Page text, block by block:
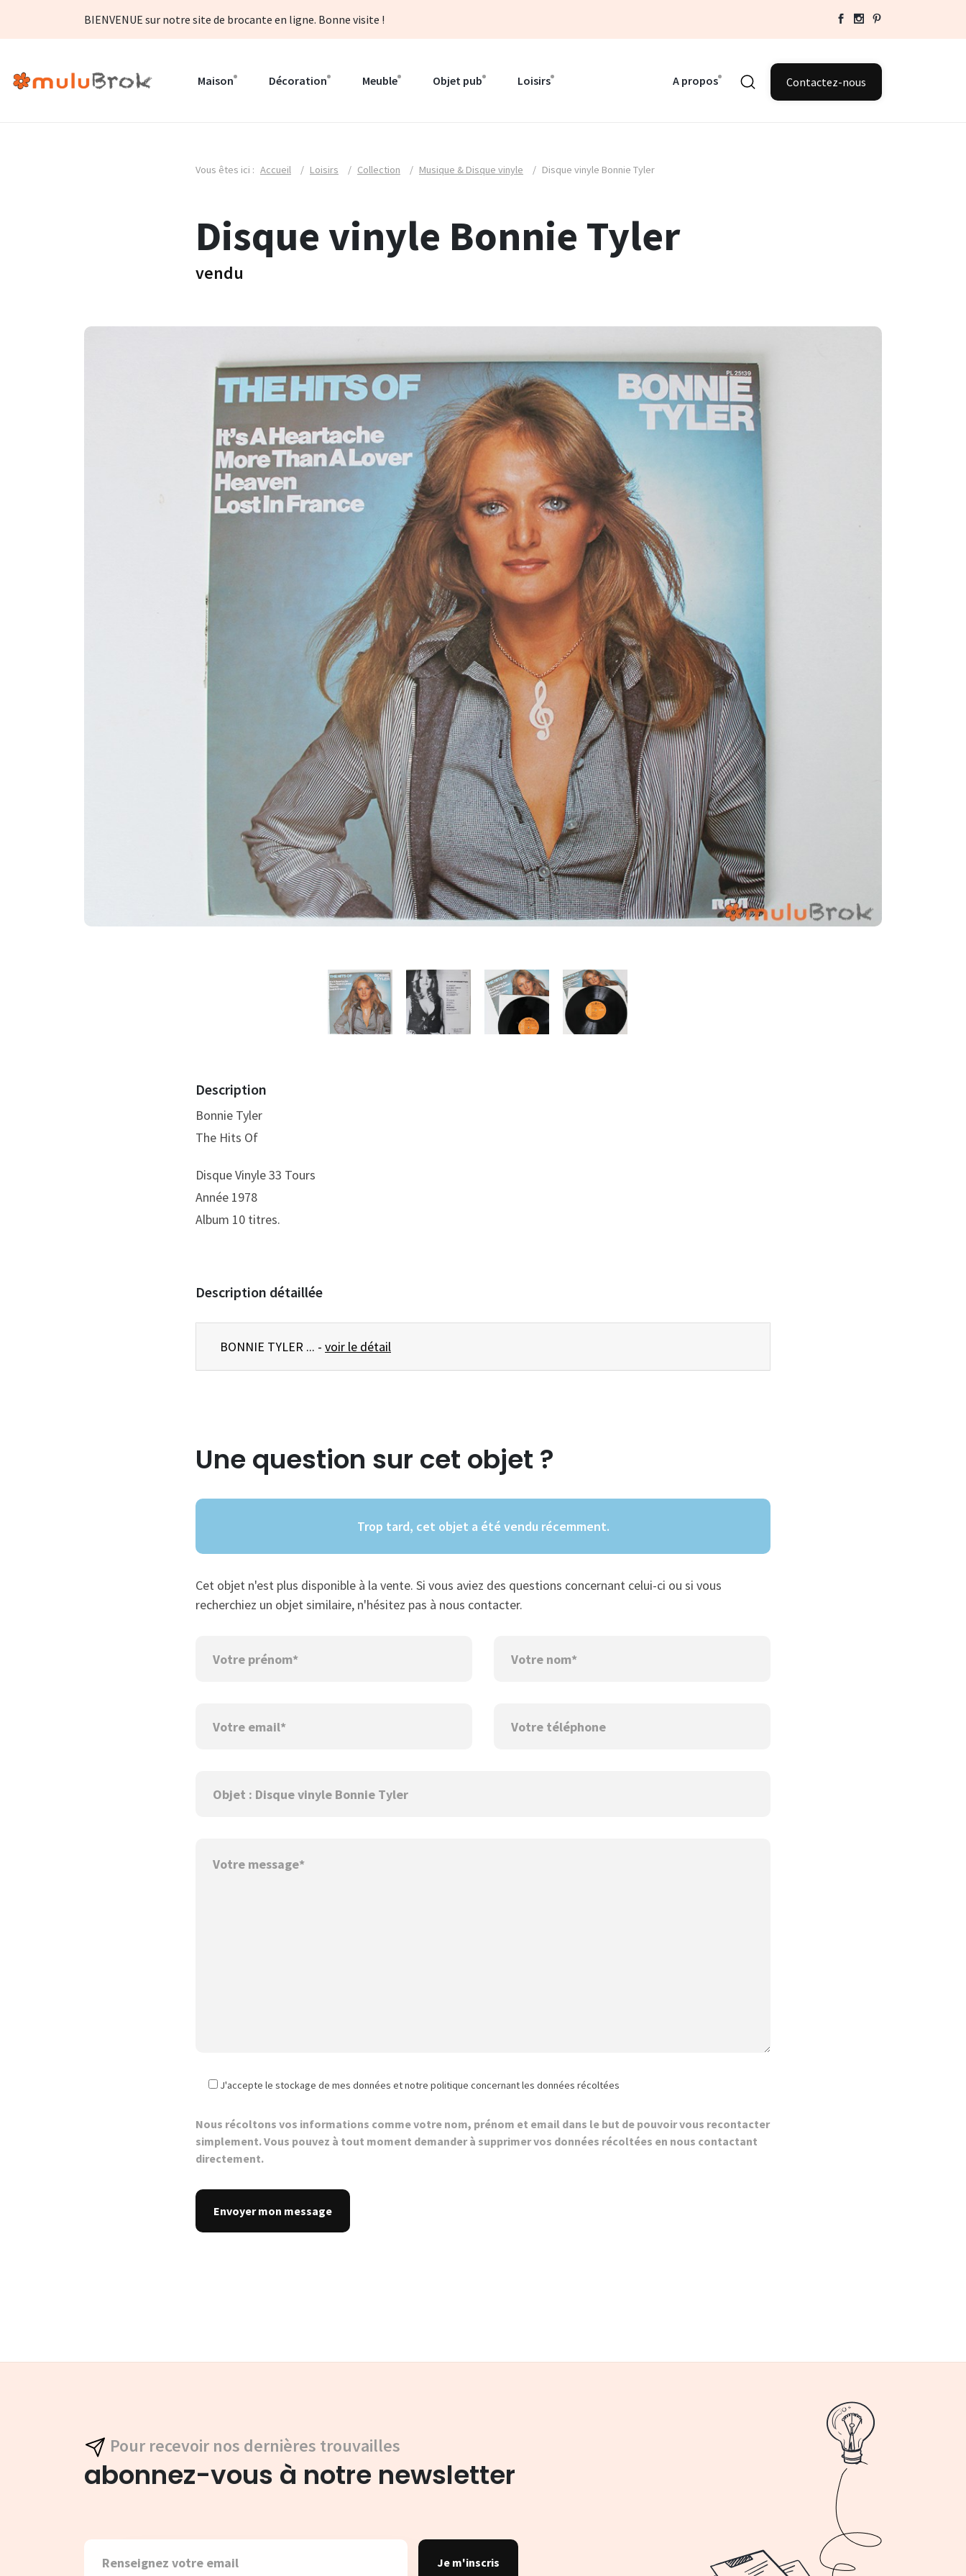
BIENVENUE sur notre site de brocante en ligne. Bonne visite !
Maison Décoration Meuble Objet pub Loisirs A propos Contactez-nous
Vous êtes ici : Accueil / Loisirs / Collection / Musique & Disque vinyle / Disque vinyle Bonnie Tyler
Disque vinyle Bonnie Tyler
vendu
Description
Bonnie Tyler
The Hits Of
Disque Vinyle 33 Tours
Année 1978
Album 10 titres.
Description détaillée
BONNIE TYLER ... - voir le détail
Une question sur cet objet ?
Trop tard, cet objet a été vendu récemment.
Cet objet n'est plus disponible à la vente. Si vous aviez des questions concernant celui-ci ou si vous
recherchiez un objet similaire, n'hésitez pas à nous contacter.
J'accepte le stockage de mes données et notre politique concernant les données récoltées
Nous récoltons vos informations comme votre nom, prénom et email dans le but de pouvoir vous recontacter
simplement. Vous pouvez à tout moment demander à supprimer vos données récoltées en nous contactant
directement.
Pour recevoir nos dernières trouvailles
abonnez-vous à notre newsletter
Je m'inscris